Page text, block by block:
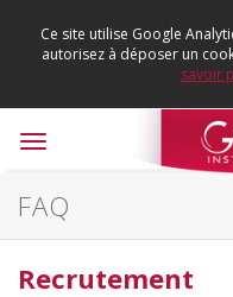
Ce site utilise Google
autorisez à déposer un
savoir
Toggle
FAQ
Recrutement